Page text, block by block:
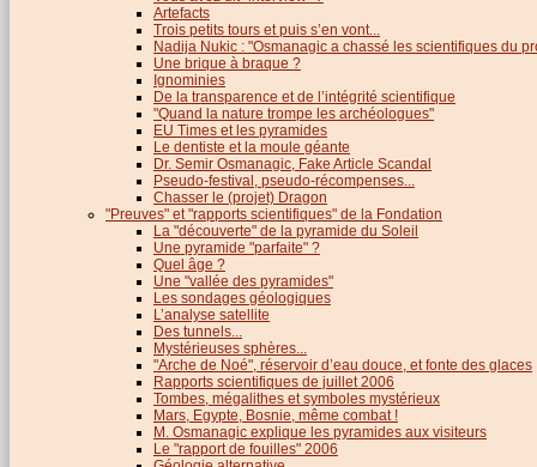
Artefacts
Trois petits tours et puis s’en vont...
Nadija Nukic : "Osmanagic a chassé les scientifiques du
Une brique à braque ?
Ignominies
De la transparence et de l’intégrité scientifique
"Quand la nature trompe les archéologues"
EU Times et les pyramides
Le dentiste et la moule géante
Dr. Semir Osmanagic, Fake Article Scandal
Pseudo-festival, pseudo-récompenses...
Chasser le (projet) Dragon
"Preuves" et "rapports scientifiques" de la Fondation
La "découverte" de la pyramide du Soleil
Une pyramide "parfaite" ?
Quel âge ?
Une "vallée des pyramides"
Les sondages géologiques
L’analyse satellite
Des tunnels...
Mystérieuses sphères...
"Arche de Noé", réservoir d’eau douce, et fonte des glaces
Rapports scientifiques de juillet 2006
Tombes, mégalithes et symboles mystérieux
Mars, Egypte, Bosnie, même combat !
M. Osmanagic explique les pyramides aux visiteurs
Le "rapport de fouilles" 2006